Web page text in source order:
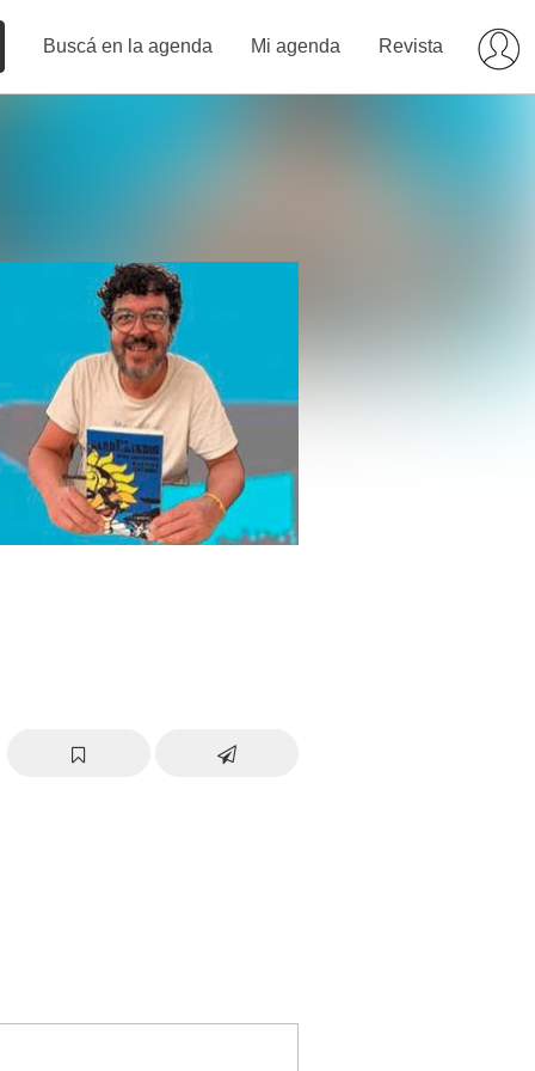
Buscá en la agenda Mi agenda Revista